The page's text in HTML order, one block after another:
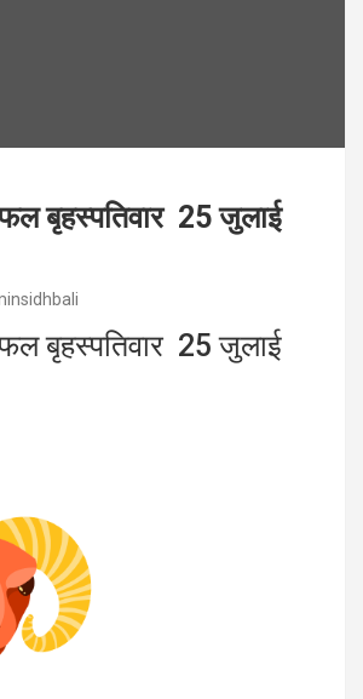
बृहस्पतिवार 25 जुलाई
बृहस्पतिवार 25 जुलाई